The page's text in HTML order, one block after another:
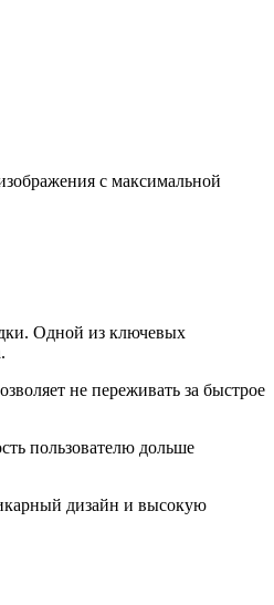
с максимальной
Одной из ключевых
не переживать за быстрое
пользователю дольше
дизайн и высокую